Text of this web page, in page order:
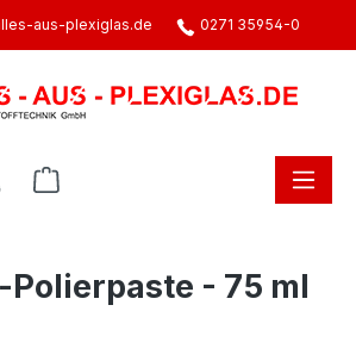
aus-plexiglas.de 0271 35954-0
Warenkorb enthält 0 Positionen.
- 75 ml